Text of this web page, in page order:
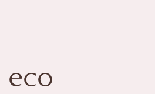
eco